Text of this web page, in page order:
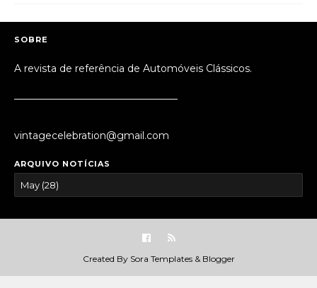
SOBRE
A revista de referência de Automóveis Clássicos.
vintagecelebration@gmail.com
ARQUIVO NOTÍCIAS
Created By Sora Templates& Blogger